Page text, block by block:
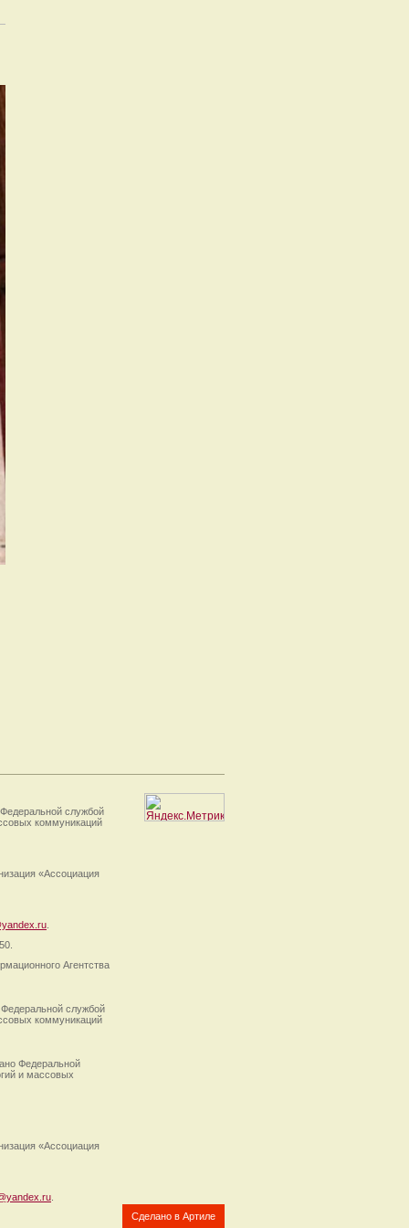
службой
коммуникаций
«Ассоциация
Агентства
службой
коммуникаций
Федеральной
и массовых
«Ассоциация
Сделано в Артиле